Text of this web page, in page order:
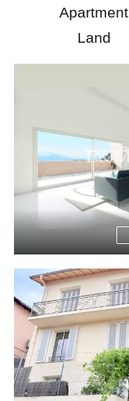
Apartment
Land